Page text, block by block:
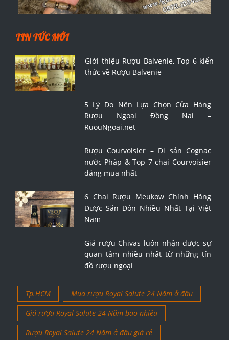
TIN TỨC MỚI
Giới thiệu Rượu Balvenie, Top 6 kiến
thức về Rượu Balvenie
5 Lý Do Nên Lựa Chọn Cửa Hàng
Rượu Ngoại Đồng Nai –
RuouNgoai.net
Rượu Courvoisier – Di sản Cognac
nước Pháp & Top 7 chai Courvoisier
đáng mua nhất
6 Chai Rượu Meukow Chính Hãng
Được Săn Đón Nhiều Nhất Tại Việt
Nam
Giá rượu Chivas luôn nhận được sự
quan tâm nhiều nhất từ những tín
đồ rượu ngoại
Tp.HCM
Mua rượu Royal Salute 24 Năm ở đâu
Giá rượu Royal Salute 24 Năm bao nhiêu
Rượu Royal Salute 24 Năm ở đâu giá rẻ